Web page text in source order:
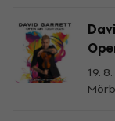
19.